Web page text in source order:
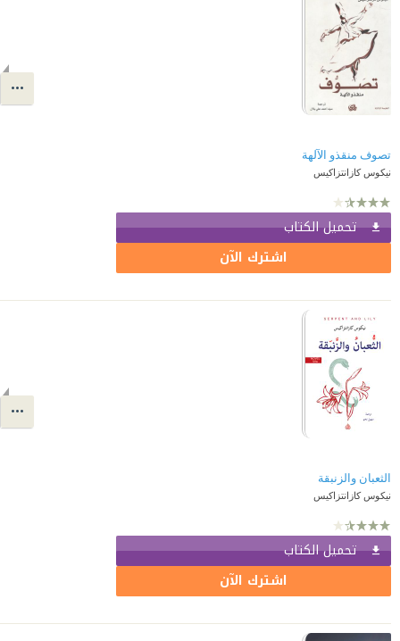
تصوف منقذو الآلهة
نيكوس كازانتزاكيس
تحميل الكتاب
اشترك الآن
الثعبان والزنبقة
نيكوس كازانتزاكيس
تحميل الكتاب
اشترك الآن